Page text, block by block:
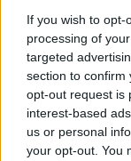
If you wish to
processing of
targeted
section to confirm
opt-out request is
interest-based
us or personal
your opt-out. You
stiprinti
Planuota,
km ilgio.
Susiję